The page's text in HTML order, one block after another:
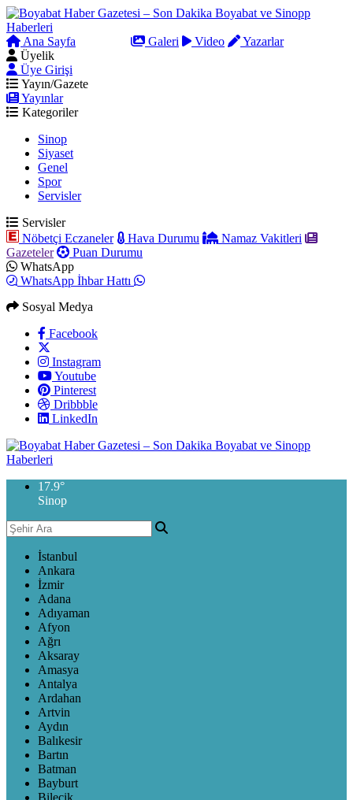
Ana Sayfa Galeri Video
Yazarlar
Üyelik
Üye Girişi
Yayın/Gazete
Yayınlar
Kategoriler
Sinop
Siyaset
Genel
Spor
Servisler
Servisler
Nöbetçi Eczaneler
Hava Durumu
Namaz Vakitleri
Gazeteler
Puan Durumu
WhatsApp
WhatsApp İhbar Hattı
Sosyal Medya
Facebook
Instagram
Youtube
Pinterest
Dribbble
LinkedIn
17.9°
Sinop
İstanbul
Ankara
İzmir
Adana
Adıyaman
Afyon
Ağrı
Aksaray
Amasya
Antalya
Ardahan
Artvin
Aydın
Balıkesir
Bartın
Batman
Bayburt
Bilecik